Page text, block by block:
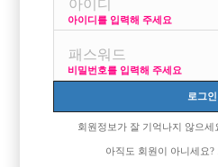
아이디를 입력해 주세요
비밀번호를 입력해 주세요
로그인
회원정보가 잘 기억나지 않으세
아직도 회원이 아니세요?
사업자번호 :
Online Sales License: 제
Address: Yeongdeungpo-Gu
연락처 : 010-
이메일: